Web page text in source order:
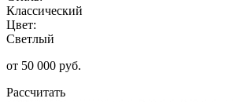
Классический
Цвет:
Светлый
от 50 000 руб.
Рассчитать